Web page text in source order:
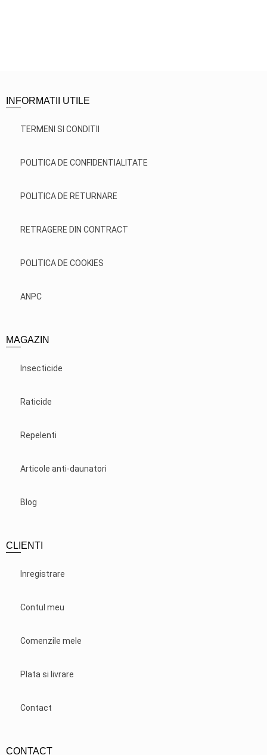
INFORMATII UTILE
TERMENI SI CONDITII
POLITICA DE CONFIDENTIALITATE
POLITICA DE RETURNARE
RETRAGERE DIN CONTRACT
POLITICA DE COOKIES
ANPC
MAGAZIN
Insecticide
Raticide
Repelenti
Articole anti-daunatori
Blog
CLIENTI
Inregistrare
Contul meu
Comenzile mele
Plata si livrare
Contact
CONTACT